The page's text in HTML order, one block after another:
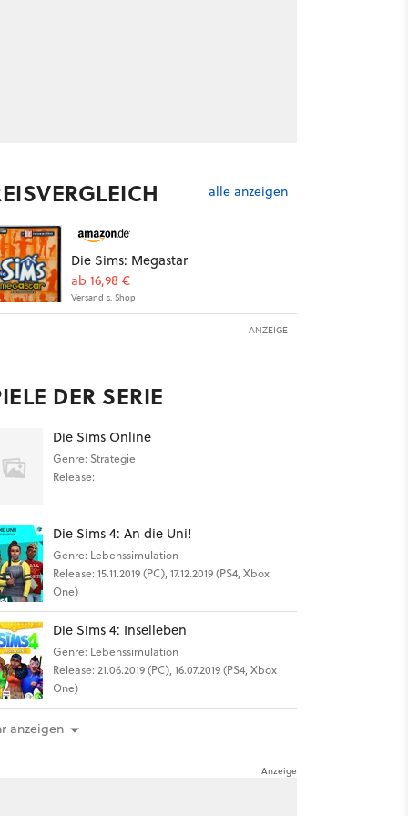
alle anzeigen
Die Sims: Megastar
ab 16,98 €
Versand s. Shop
ANZEIGE
DER SERIE
Die Sims Online
Genre: Strategie
Release:
Die Sims 4: An die Uni!
Genre: Lebenssimulation
Release: 15.11.2019 (PC), 17.12.2019 (PS4, Xbox
One)
Die Sims 4: Inselleben
Genre: Lebenssimulation
Release: 21.06.2019 (PC), 16.07.2019 (PS4, Xbox
One)
anzeigen